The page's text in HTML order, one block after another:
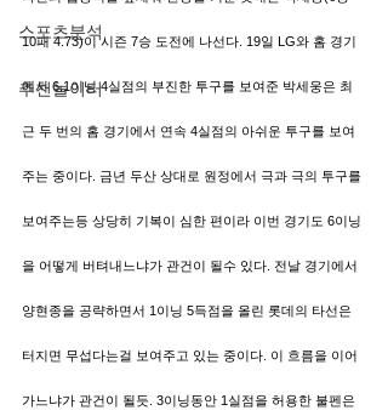
스포츠분석
추천놀이터
10패 4.73)이 시즌 7승 도전에 나선다. 19일 LG와 홈 경기
에서 6.1이닝 4실점의 부진한 투구를 보여준 박세웅은 최
근 두 번의 홈 경기에서 연속 4실점의 아쉬운 투구를 보여
주는 중이다. 금년 두산 상대로 원정에서 극과 극의 투구를
보여주는등 상당히 기복이 심한 편이라 이번 경기도 6이닝
을 어떻게 버텨내느냐가 관건이 될수 있다. 전날 경기에서
양현종을 공략하면서 1이닝 5득점을 올린 롯데의 타선은
터지면 무섭다는걸 보여주고 있는 중이다. 이 흐름을 이어
가느냐가 관건이 될듯. 3이닝동안 1실점을 허용한 불펜은